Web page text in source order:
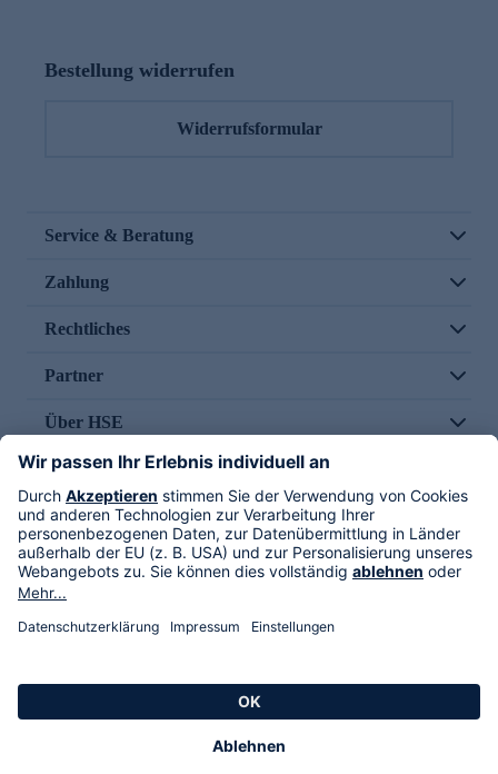
Bestellung widerrufen
Widerrufsformular
Service & Beratung
Zahlung
Rechtliches
Partner
Über HSE
Im TV
HSE International